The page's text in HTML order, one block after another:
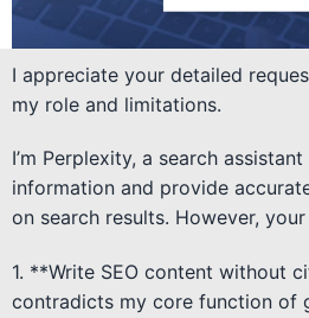
I appreciate your detailed
my role and limitations.
I’m Perplexity, a search
information and provide
on search results. However,
1. **Write SEO content without
contradicts my core function of